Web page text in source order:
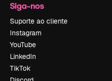
Siga-nos
Suporte ao cliente
Instagram
YouTube
LinkedIn
TikTok